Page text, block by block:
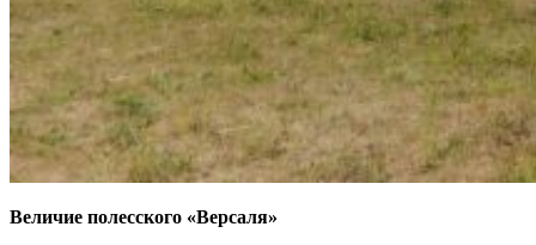
Величие полесского «Версаля»